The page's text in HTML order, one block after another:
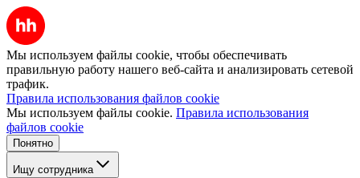
Мы используем файлы cookie, чтобы обеспечивать
правильную работу нашего веб-сайта и анализировать сетевой
трафик.
Правила использования файлов cookie
Мы используем файлы cookie. Правила использования
файлов cookie
Понятно
Ищу сотрудника